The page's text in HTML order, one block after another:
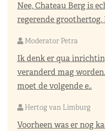
Nee, Chateau Berg is
regerende groothertog.
Moderator Petra
Ik denk er qua
veranderd mag
moet de volgende e..
Hertog van Limburg
Voorheen was er nog